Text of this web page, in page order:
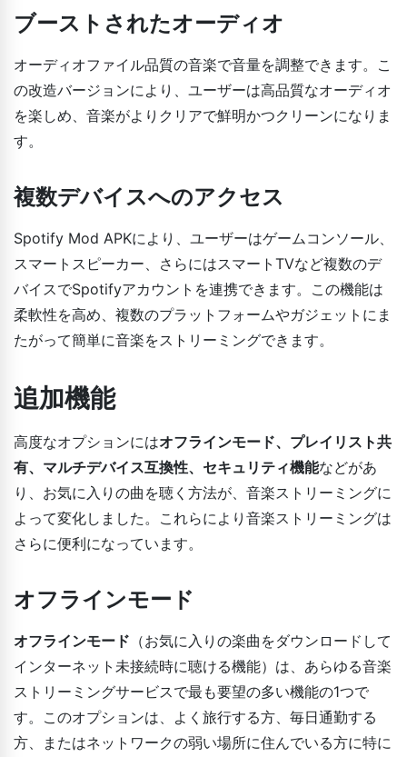
ブーストされたオーディオ
オーディオファイル品質の音楽で音量を調整できます。こ
の改造バージョンにより、ユーザーは高品質なオーディオ
を楽しめ、音楽がよりクリアで鮮明かつクリーンになりま
す。
複数デバイスへのアクセス
Spotify Mod APKにより、ユーザーはゲームコンソール、
スマートスピーカー、さらにはスマートTVなど複数のデ
バイスでSpotifyアカウントを連携できます。この機能は
柔軟性を高め、複数のプラットフォームやガジェットにま
たがって簡単に音楽をストリーミングできます。
追加機能
高度なオプションにはオフラインモード、プレイリスト共
有、マルチデバイス互換性、セキュリティ機能などがあ
り、お気に入りの曲を聴く方法が、音楽ストリーミングに
よって変化しました。これらにより音楽ストリーミングは
さらに便利になっています。
オフラインモード
オフラインモード （お気に入りの楽曲をダウンロードして
インターネット未接続時に聴ける機能）は、あらゆる音楽
ストリーミングサービスで最も要望の多い機能の1つで
す。このオプションは、よく旅行する方、毎日通勤する
方、またはネットワークの弱い場所に住んでいる方に特に